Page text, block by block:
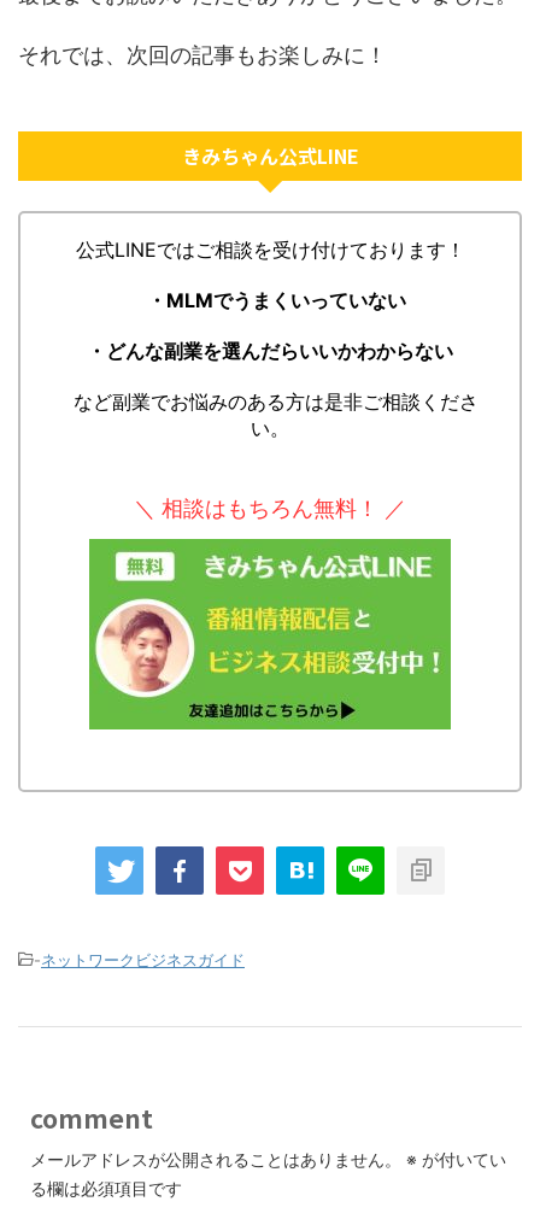
それでは、次回の記事もお楽しみに！
きみちゃん公式LINE
公式LINEではご相談を受け付けております！
・MLMでうまくいっていない
・どんな副業を選んだらいいかわからない
など副業でお悩みのある方は是非ご相談くださ
い。
＼ 相談はもちろん無料！ ／
-ネットワークビジネスガイド
comment
メールアドレスが公開されることはありません。 ※ が付いてい
る欄は必須項目です